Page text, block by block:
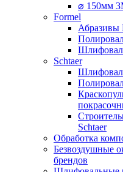
⌀ 150мм
Formel
Абразивы
Schtaer
Schtaer
Обработка
Безвоздушные
брендов